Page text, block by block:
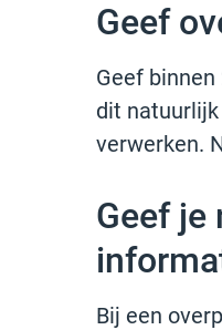
Geef
Geef
dit natuurlijk
verwerken.
Geef je
Bij een